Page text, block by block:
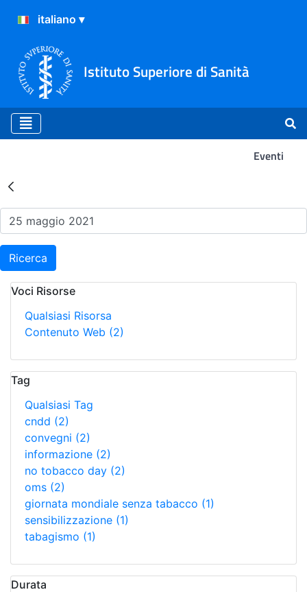
Istituto Superiore di Sanità
Eventi
Risultati della Ricerca -
Ricerca
Voci Risorse
Qualsiasi Risorsa
Contenuto Web (2)
Tag
Qualsiasi Tag
cndd (2)
convegni (2)
informazione (2)
no tobacco day (2)
oms (2)
giornata mondiale senza tabacco (1)
sensibilizzazione (1)
tabagismo (1)
Durata